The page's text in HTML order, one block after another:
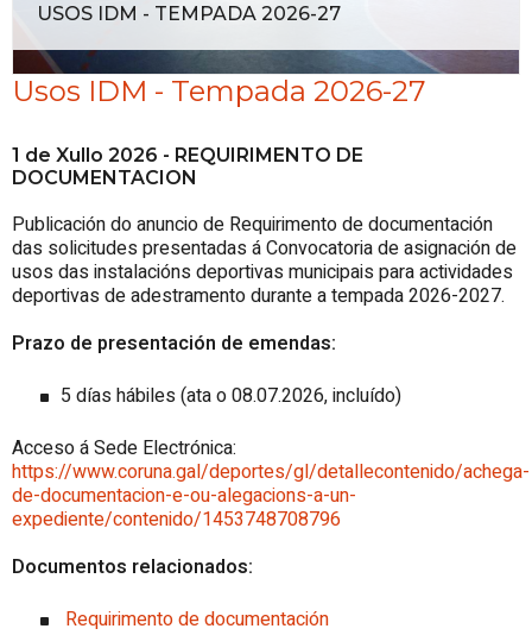
USOS IDM - TEMPADA 2026-27
Usos IDM - Tempada 2026-27
1 de Xullo 2026 - REQUIRIMENTO DE
DOCUMENTACION
Publicación do anuncio de Requirimento de documentación
das solicitudes presentadas á Convocatoria de asignación de
usos das instalacións deportivas municipais para actividades
deportivas de adestramento durante a tempada 2026-2027.
Prazo de presentación de emendas:
5 días hábiles (ata o 08.07.2026, incluído)
Acceso á Sede Electrónica:
https://www.coruna.gal/deportes/gl/detallecontenido/achega-
de-documentacion-e-ou-alegacions-a-un-
expediente/contenido/1453748708796
Documentos relacionados:
Requirimento de documentación